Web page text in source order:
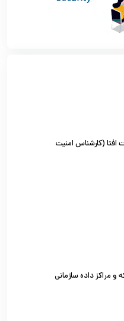
افتا (کارشناس امنیت
مراکز داده سازمانی